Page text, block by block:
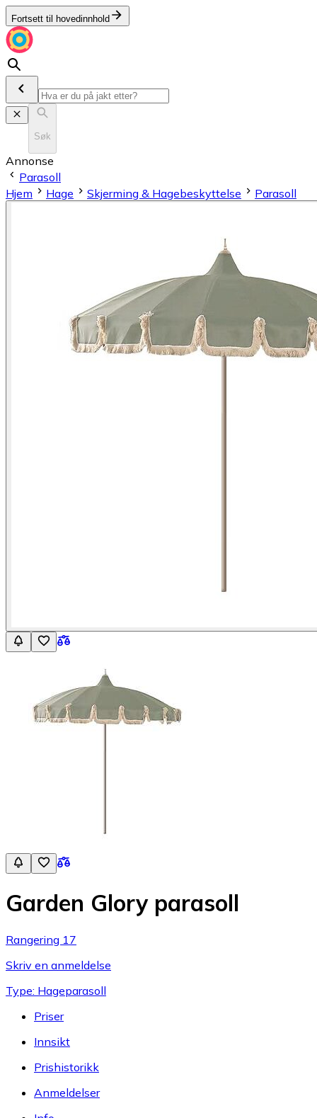
Fortsett til hovedinnhold
Søk
Annonse
Parasoll
Hjem
Hage Skjerming & Hagebeskyttelse Parasoll
Garden Glory parasoll
Rangering 17
Skriv en anmeldelse
Type: Hageparasoll
Priser
Innsikt
Prishistorikk
Anmeldelser